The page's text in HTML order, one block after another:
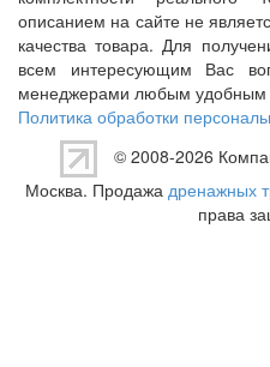
описанием на сайте не
качества товара. Для
всем интересующим Вас
менеджерами любым удобным
Политика обработки
© 2008-2026
Москва. Продажа дренажных
права